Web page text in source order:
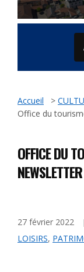
Accueil >
Office du
OFFICE DU
27 février 2022
LOISIRS,